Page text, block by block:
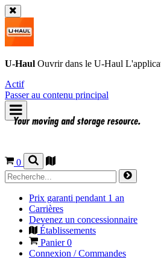
U-Haul Ouvrir dans le U-Haul
Actif
Passer au contenu principal
0
Prix garanti pendant 1 an
Carrières
Devenez un concessionnaire
Établissements
Panier0
Connexion / Commandes